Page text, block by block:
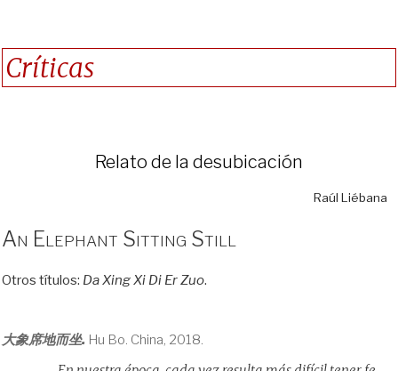
Críticas
Relato de la desubicación
Raúl Liébana
An Elephant Sitting Still
Otros títulos: Da Xing Xi Di Er Zuo.
大象席地而坐. Hu Bo. China, 2018.